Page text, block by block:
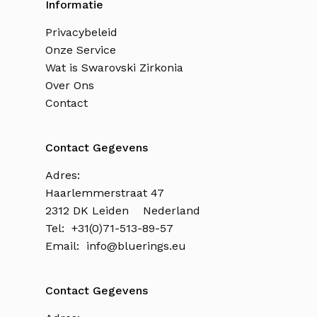
Informatie
Privacybeleid
Onze Service
Wat is Swarovski Zirkonia
Over Ons
Contact
Contact Gegevens
Adres:
Haarlemmerstraat 47
2312 DK Leiden Nederland
Tel: +31(0)71-513-89-57
Email: info@bluerings.eu
Contact Gegevens